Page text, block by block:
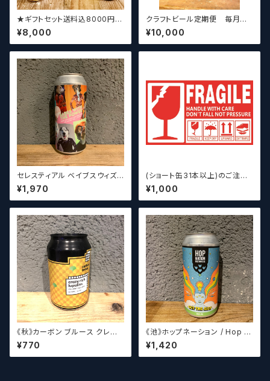
★ギフトセット送料込8000円★
（お好みに合わせて高価なビー
ルも含めて5～6本チョイスさせ
ていただきます）【クラフトビー
¥8,000
クラフトビール定期便 毎月厳
選したクラフトビールをお届けし
ます。（10本～12本）
¥10,000
セレスティアル ベイブスウィズ
ザパワー / Celestial Beerwo
rks Babes With the Power
¥1,970
(ショート缶31本以上)のご注文
の場合いこちらをご購入くださ
い。 【クラフトビール】
¥1,000
《秋》カーボン ブルース クレイ
ジーリッチルプリンズ Carbo
n Brews Crazy rich Lupulin
s【クラフトビール】
¥770
《池》ホップネーション / Hop N
ation Get The Gist
¥1,420